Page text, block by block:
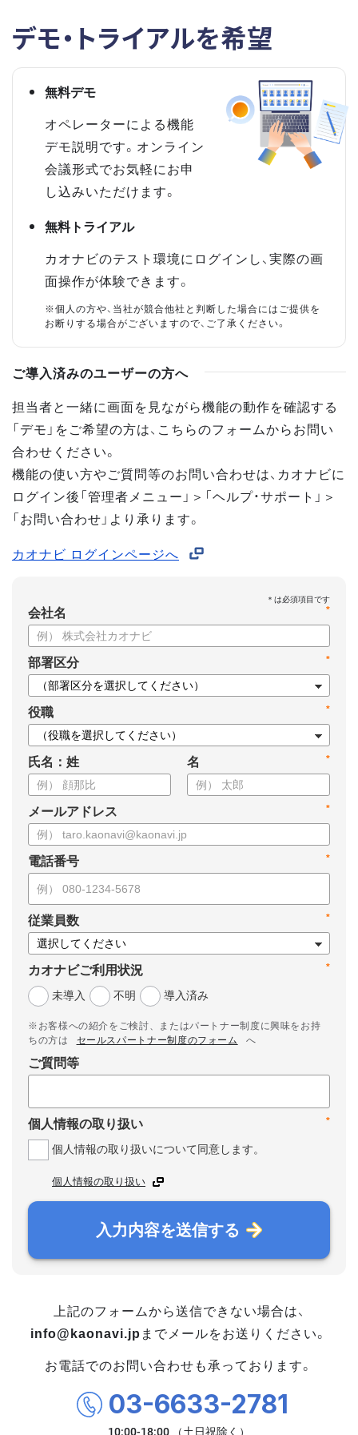
デモ・トライアルを希望
無料デモ
オペレーターによる機能
デモ説明です。オンライン
会議形式でお気軽にお申
し込みいただけます。
無料トライアル
カオナビのテスト環境にログインし、実際の画
面操作が体験できます。
※個人の方や、当社が競合他社と判断した場合にはご提供を
お断りする場合がございますので、ご了承ください。
ご導入済みのユーザーの方へ
担当者と一緒に画面を見ながら機能の動作を確認する
「デモ」をご希望の方は、こちらのフォームからお問い
合わせください。
機能の使い方やご質問等のお問い合わせは、カオナビに
ログイン後「管理者メニュー」＞「ヘルプ・サポート」＞
「お問い合わせ」より承ります。
カオナビ ログインページへ
*
会社名
*
部署区分
*
役職
氏名：姓 *
名
*
メールアドレス
*
電話番号
*
従業員数
*
カオナビご利用状況
未導入
不明 導入済み
※お客様への紹介をご検討、またはパートナー制度に興味をお持
ちの方は
セールスパートナー制度のフォーム へ
ご質問等
*
個人情報の取り扱い
個人情報の取り扱いについて同意します。
個人情報の取り扱い
入力内容を送信する
上記のフォームから送信できない場合は、
info@kaonavi.jp までメールをお送りください。
お電話でのお問い合わせも承っております。
03-6633-2781